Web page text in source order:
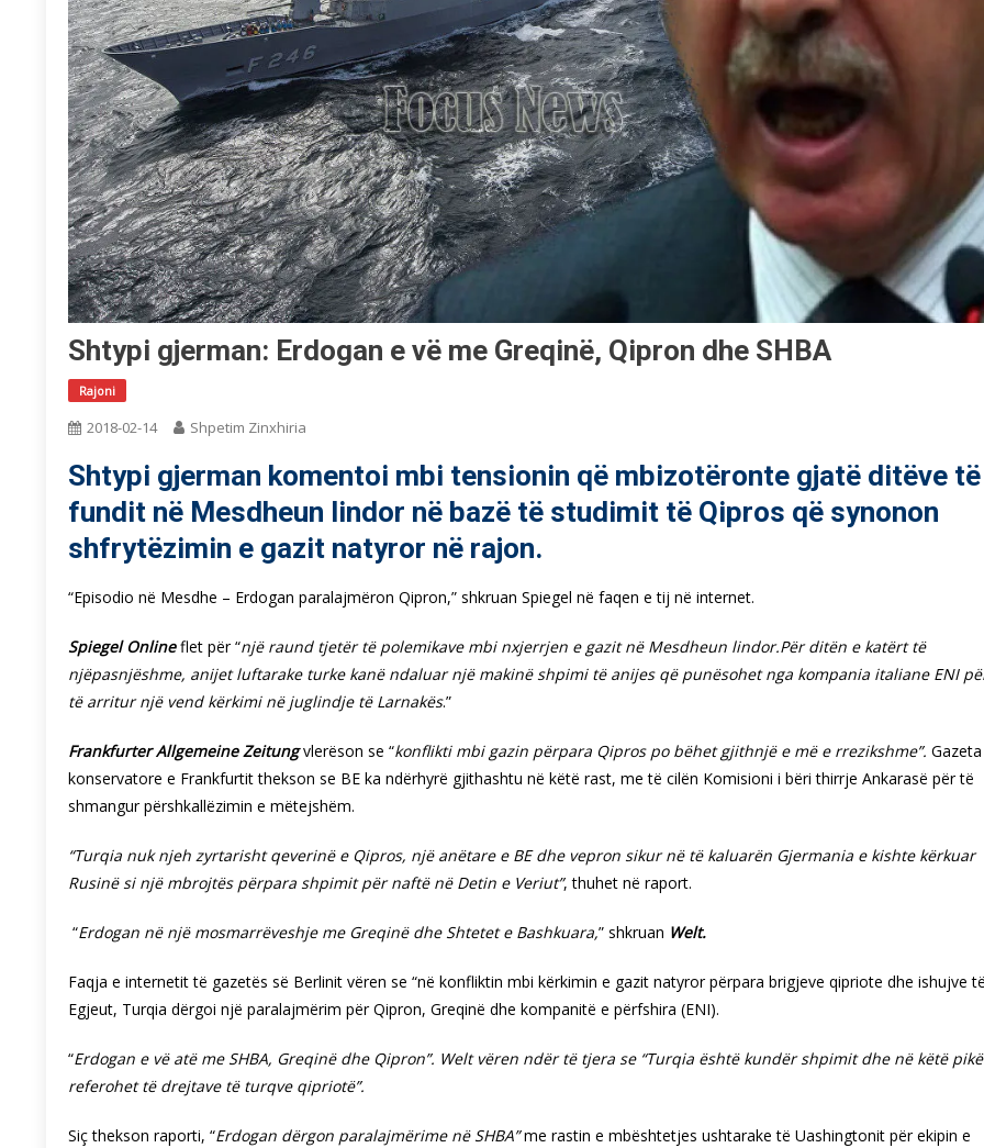
Shtypi gjerman: Erdogan e vë me Greqinë, Qipron dhe SHBA
Rajoni
2018-02-14 Shpetim Zinxhiria
Shtypi gjerman komentoi mbi tensionin që mbizotëronte gjatë ditëve të
fundit në Mesdheun lindor në bazë të studimit të Qipros që synonon
shfrytëzimin e gazit natyror në rajon.
“Episodio në Mesdhe – Erdogan paralajmëron Qipron,” shkruan Spiegel në faqen e tij në internet.
Spiegel Onlineflet për “një raund tjetër të polemikave mbi nxjerrjen e gazit në Mesdheun lindor.Për ditën e katërt të
njëpasnjëshme, anijet luftarake turke kanë ndaluar një makinë shpimi të anijes që punësohet nga kompania italiane ENI
të arritur një vend kërkimi në juglindje të Larnakës.”
Frankfurter Allgemeine Zeitungvlerëson se “konflikti mbi gazin përpara Qipros po bëhet gjithnjë e më e rrezikshme”. Gazeta
konservatore e Frankfurtit thekson se BE ka ndërhyrë gjithashtu në këtë rast, me të cilën Komisioni i bëri thirrje Ankarasë për të
shmangur përshkallëzimin e mëtejshëm.
“Turqia nuk njeh zyrtarisht qeverinë e Qipros, një anëtare e BE dhe vepron sikur në të kaluarën Gjermania e kishte kërkuar
Rusinë si një mbrojtës përpara shpimit për naftë në Detin e Veriut”, thuhet në raport.
“Erdogan në një mosmarrëveshje me Greqinë dhe Shtetet e Bashkuara,” shkruan Welt.
Faqja e internetit të gazetës së Berlinit vëren se “në konfliktin mbi kërkimin e gazit natyror përpara brigjeve qipriote dhe ishujve
Egjeut, Turqia dërgoi një paralajmërim për Qipron, Greqinë dhe kompanitë e përfshira (ENI).
“Erdogan e vë atë me SHBA, Greqinë dhe Qipron”. Welt vëren ndër të tjera se “Turqia është kundër shpimit dhe në këtë
referohet të drejtave të turqve qipriotë”.
Siç thekson raporti, “Erdogan dërgon paralajmërime në SHBA”me rastin e mbështetjes ushtarake të Uashingtonit për ekipin e